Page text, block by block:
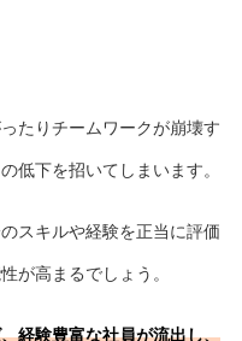
たりチームワークが崩壊す
低下を招いてしまいます。
スキルや経験を正当に評価
が高まるでしょう。
経験豊富な社員が流出し、